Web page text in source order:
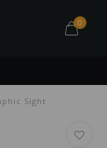
0
Sight